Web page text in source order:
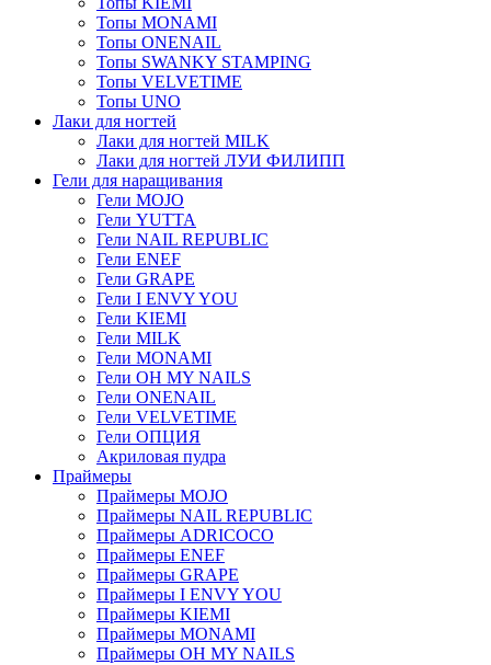
Топы MONAMI
Топы ONENAIL
Топы SWANKY STAMPING
Топы VELVETIME
Топы UNO
Лаки для ногтей
Лаки для ногтей MILK
Лаки для ногтей ЛУИ ФИЛИПП
Гели для наращивания
Гели MOJO
Гели YUTTA
Гели NAIL REPUBLIC
Гели ENEF
Гели GRAPE
Гели I ENVY YOU
Гели KIEMI
Гели MILK
Гели MONAMI
Гели OH MY NAILS
Гели ONENAIL
Гели VELVETIME
Гели ОПЦИЯ
Акриловая пудра
Праймеры
Праймеры MOJO
Праймеры NAIL REPUBLIC
Праймеры ADRICOCO
Праймеры ENEF
Праймеры GRAPE
Праймеры I ENVY YOU
Праймеры KIEMI
Праймеры MONAMI
Праймеры OH MY NAILS